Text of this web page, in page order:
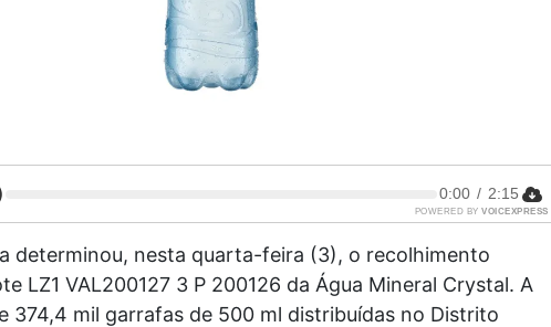
0:00 / 2:15
POWERED BY VOICEXPRESS
determinou, nesta quarta-feira (3), o recolhimento
LZ1 VAL200127 3 P 200126 da Água Mineral Crystal. A
374,4 mil garrafas de 500 ml distribuídas no Distrito